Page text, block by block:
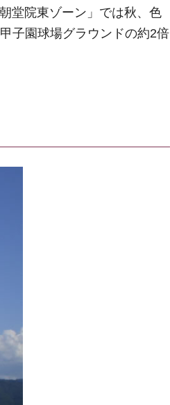
堂院東ゾーン」では秋、色
子園球場グラウンドの約2倍